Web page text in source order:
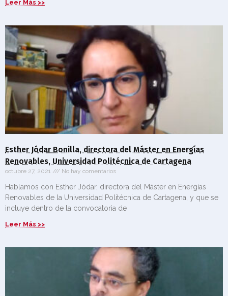
Leer Más >>
Esther Jódar Bonilla, directora del Máster en Energías
Renovables, Universidad Politécnica de Cartagena
octubre 27, 2021 No hay comentarios
Hablamos con Esther Jódar, directora del Máster en Energías
Renovables de la Universidad Politécnica de Cartagena, y que se
incluye dentro de la convocatoria de
Leer Más >>